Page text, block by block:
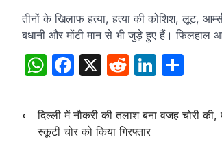
तीनों के खिलाफ हत्या, हत्या की कोशिश, लूट,
बधानी और मोंटी मान से भी जुड़े हुए हैं। फिलहाल
WhatsApp
Facebook
X Reddit
Post
navigation
⟵दिल्ली में नौकरी की तलाश बना वजह चोरी की,
स्कूटी चोर को किया गिरफ्तार